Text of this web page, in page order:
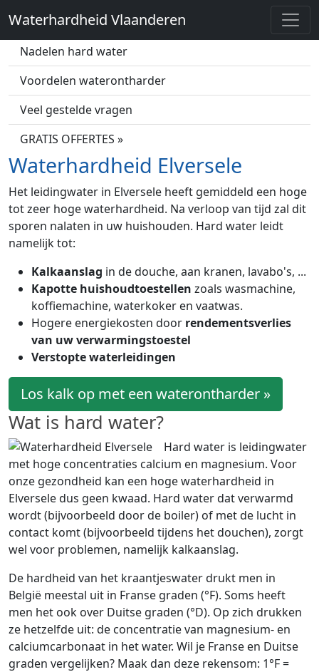
Waterhardheid Vlaanderen
Wat is hard water?
Nadelen hard water
Voordelen waterontharder
Veel gestelde vragen
GRATIS OFFERTES »
Waterhardheid Elversele
Het leidingwater in Elversele heeft gemiddeld een hoge
tot zeer hoge waterhardheid. Na verloop van tijd zal dit
sporen nalaten in uw huishouden. Hard water leidt
namelijk tot:
Kalkaanslag in de douche, aan kranen, lavabo's, ...
Kapotte huishoudtoestellen zoals wasmachine,
koffiemachine, waterkoker en vaatwas.
Hogere energiekosten door rendementsverlies
van uw verwarmingstoestel
Verstopte waterleidingen
Los kalk op met een waterontharder »
Wat is hard water?
Hard water is leidingwater
met hoge concentraties calcium en magnesium. Voor
onze gezondheid kan een hoge waterhardheid in
Elversele dus geen kwaad. Hard water dat verwarmd
wordt (bijvoorbeeld door de boiler) of met de lucht in
contact komt (bijvoorbeeld tijdens het douchen), zorgt
wel voor problemen, namelijk kalkaanslag.
De hardheid van het kraantjeswater drukt men in
België meestal uit in Franse graden (°F). Soms heeft
men het ook over Duitse graden (°D). Op zich drukken
ze hetzelfde uit: de concentratie van magnesium- en
calciumcarbonaat in het water. Wil je Franse en Duitse
graden vergelijken? Maak dan deze rekensom: 1°F =